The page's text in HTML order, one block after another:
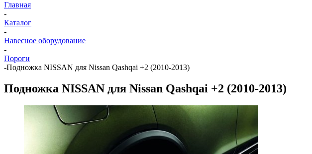
Главная
-
Каталог
-
Навесное оборудование
-
Пороги
-Подножка NISSAN для Nissan Qashqai +2 (2010-2013)
Подножка NISSAN для Nissan Qashqai +2 (2010-2013)